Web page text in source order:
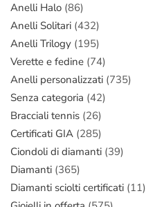
Anelli Halo (86)
Anelli Solitari (432)
Anelli Trilogy (195)
Verette e fedine (74)
Anelli personalizzati (735)
Senza categoria (42)
Bracciali tennis (26)
Certificati GIA (285)
Ciondoli di diamanti (39)
Diamanti (365)
Diamanti sciolti certificati (11)